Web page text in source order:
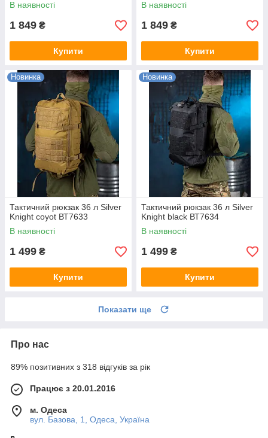
В наявності
1 849 ₴
Купити
В наявності
1 849 ₴
Купити
Новинка
Тактичний рюкзак 36 л Silver
Knight coyot ВТ7633
В наявності
1 499 ₴
Купити
Новинка
Тактичний рюкзак 36 л Silver
Knight black ВТ7634
В наявності
1 499 ₴
Купити
Показати ще
Про нас
89% позитивних з 318 відгуків за рік
Працює з 20.01.2016
м. Одеса
вул. Базова, 1, Одеса, Україна